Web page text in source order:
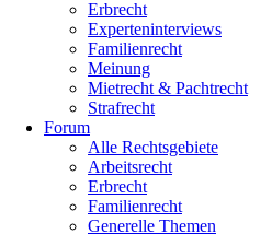
Erbrecht
Experteninterviews
Familienrecht
Meinung
Mietrecht & Pachtrecht
Strafrecht
Forum
Alle Rechtsgebiete
Arbeitsrecht
Erbrecht
Familienrecht
Generelle Themen